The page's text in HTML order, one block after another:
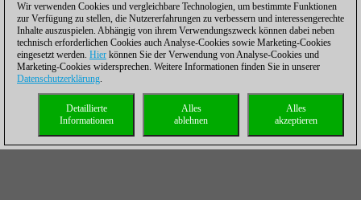
Wir verwenden Cookies und vergleichbare Technologien, um bestimmte Funktionen
zur Verfügung zu stellen, die Nutzererfahrungen zu verbessern und interessengerechte
Inhalte auszuspielen. Abhängig von ihrem Verwendungszweck können dabei neben
technisch erforderlichen Cookies auch Analyse-Cookies sowie Marketing-Cookies
eingesetzt werden. Hier können Sie der Verwendung von Analyse-Cookies und
Marketing-Cookies widersprechen. Weitere Informationen finden Sie in unserer
Datenschutzerklärung.
Alles
akzeptieren
Alles
ablehnen
Detaillierte
Informationen